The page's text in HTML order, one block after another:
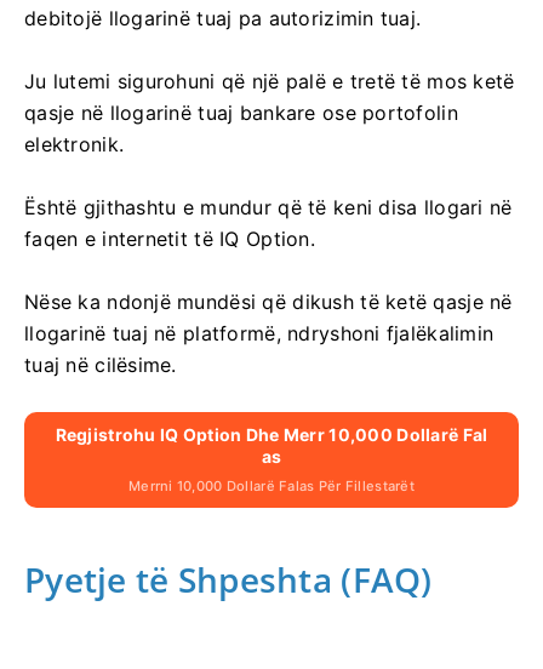
debitojë llogarinë tuaj pa autorizimin tuaj.
Ju lutemi sigurohuni që një palë e tretë të mos ketë
qasje në llogarinë tuaj bankare ose portofolin
elektronik.
Është gjithashtu e mundur që të keni disa llogari në
faqen e internetit të IQ Option.
Nëse ka ndonjë mundësi që dikush të ketë qasje në
llogarinë tuaj në platformë, ndryshoni fjalëkalimin
tuaj në cilësime.
Regjistrohu IQ Option Dhe Merr 10,000 Dollarë Fal
As
Merrni 10,000 Dollarë Falas Për Fillestarët
Pyetje të Shpeshta (FAQ)